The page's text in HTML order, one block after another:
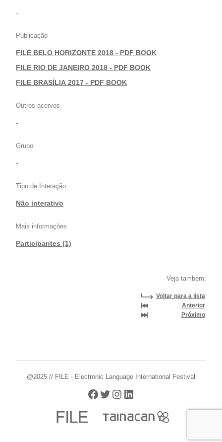
-
Publicação
FILE BELO HORIZONTE 2018 - PDF BOOK
|FILE RIO DE JANEIRO 2018 - PDF BOOK
|FILE BRASÍLIA 2017 - PDF BOOK
Outros acervos
-
Grupo
-
Tipo de Interação
Não interativo
Mais informações
Participantes (1)
Veja também:
Voltar para a lista
Anterior
Próximo
@2025 // FILE - Electronic Language International Festival
Facebook
Twitter
Instagram
LinkedIn